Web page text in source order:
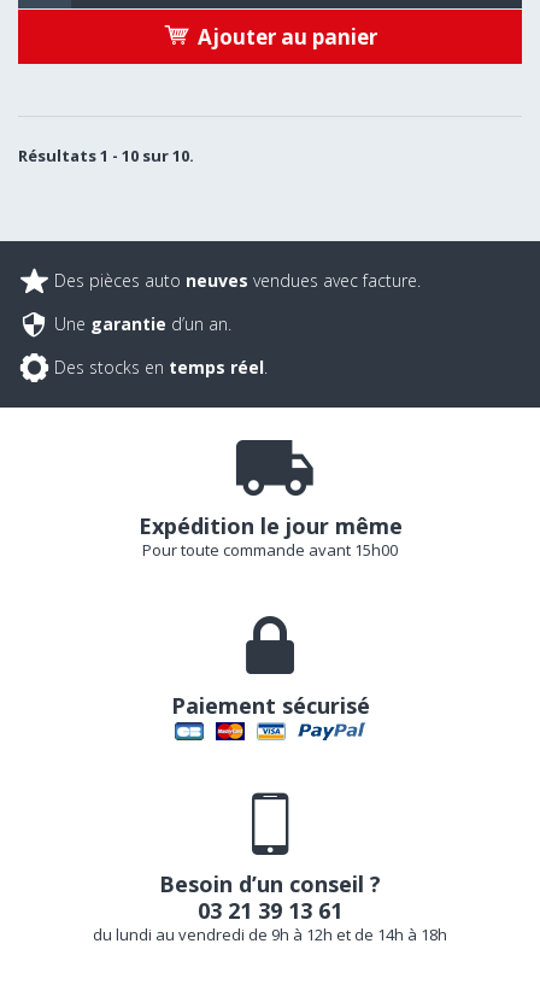
Ajouter au panier
Résultats 1 - 10 sur 10.
Des pièces auto neuves vendues avec facture.
Une garantie d’un an.
Des stocks en temps réel.
Expédition le jour même
Pour toute commande avant 15h00
Paiement sécurisé
Besoin d’un conseil ?
03 21 39 13 61
du lundi au vendredi de 9h à 12h et de 14h à 18h